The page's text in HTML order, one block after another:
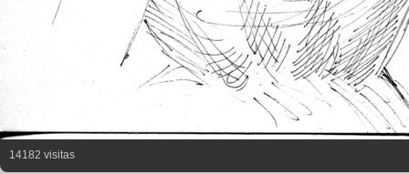
14182 visitas